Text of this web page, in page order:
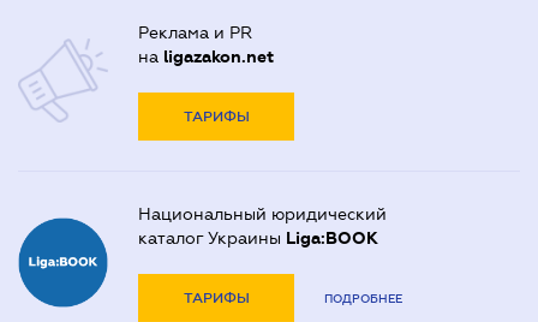
Реклама и PR
на ligazakon.net
ТАРИФЫ
Национальный юридический
каталог Украины Liga:BOOK
ТАРИФЫ ПОДРОБНЕЕ